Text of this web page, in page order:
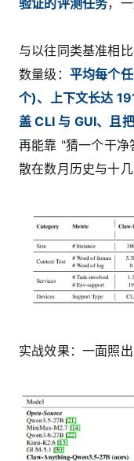
与以往同类基准相
数量级： 平均每个
个)、上下文长达
盖 CLI 与 GUI、且
再能靠 "猜一个干净
散在数月历史与十
实战效果：一面照